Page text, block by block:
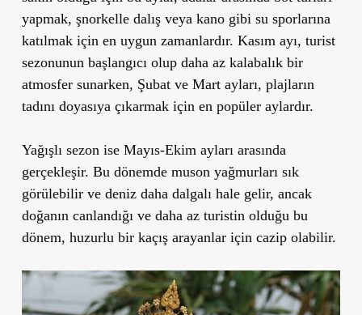
yapmak, şnorkelle dalış veya kano gibi su sporlarına
katılmak için en uygun zamanlardır. Kasım ayı, turist
sezonunun başlangıcı olup daha az kalabalık bir
atmosfer sunarken, Şubat ve Mart ayları, plajların
tadını doyasıya çıkarmak için en popüler aylardır.
Yağışlı sezon ise Mayıs-Ekim ayları arasında
gerçekleşir. Bu dönemde muson yağmurları sık
görülebilir ve deniz daha dalgalı hale gelir, ancak
doğanın canlandığı ve daha az turistin olduğu bu
dönem, huzurlu bir kaçış arayanlar için cazip olabilir.